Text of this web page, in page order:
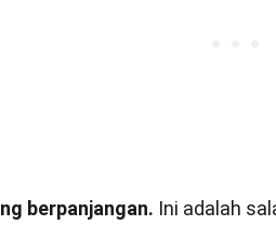
berpanjangan. Ini adalah